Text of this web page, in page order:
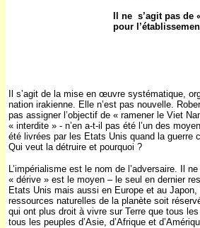
Il ne s’agit pas
pour
Il s’agit de la mise en œuvre systématique,
nation irakienne. Elle n’est pas nouvelle.
pas assigner l’objectif de « ramener le Viet
« interdite » - n’en a-t-il pas été l’un des
été livrées par les Etats Unis quand la guerre
Qui veut la détruire et pourquoi ?
L’impérialisme est le nom de l’adversaire. Il
« dérive » est le moyen – le seul en dernier
Etats Unis mais aussi en Europe et au
ressources naturelles de la planète soit
qui ont plus droit à vivre sur Terre que tous
tous les peuples d’Asie, d’Afrique et